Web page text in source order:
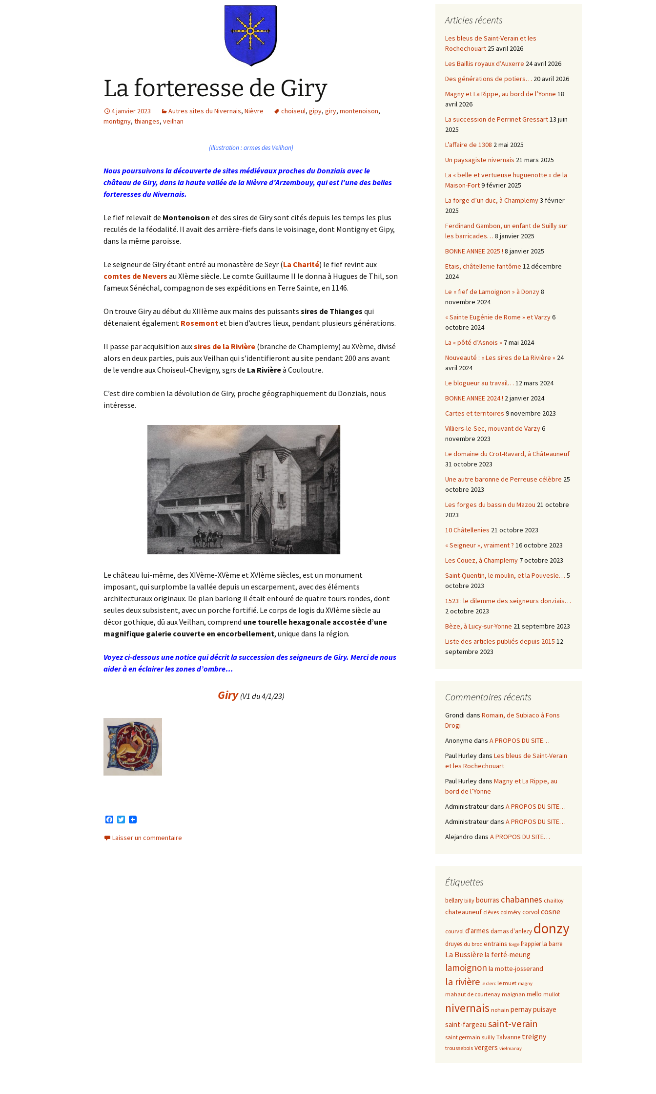
Seigneurie de Courtenay
Comté de Sancerre
Châtellenie d’Etais
Châtellenies de Corvol et
Billy
Châtellenie de Chatel-
La forteresse de Giry
4 janvier 2023 Autres sites du Nivernais, Nièvre choiseul, gipy, giry, montenoison,
montigny, thianges, veilhan
(Illustration : armes des Veilhan)
Nous poursuivons la découverte de sites médiévaux proches du Donziais avec le
château de Giry, dans la haute vallée de la Nièvre d’Arzembouy, qui est l’une des belles
forteresses du Nivernais.
Le fief relevait de Montenoison et des sires de Giry sont cités depuis les temps les plus
reculés de la féodalité. Il avait des arrière-fiefs dans le voisinage, dont Montigny et Gipy,
dans la même paroisse.
Le seigneur de Giry étant entré au monastère de Seyr (La Charité) le fief revint aux
comtes de Nevers au XIème siècle. Le comte Guillaume II le donna à Hugues de Thil, son
fameux Sénéchal, compagnon de ses expéditions en Terre Sainte, en 1146.
On trouve Giry au début du XIIIème aux mains des puissants sires de Thianges qui
détenaient également Rosemontet bien d’autres lieux, pendant plusieurs générations.
Il passe par acquisition auxsires de la Rivière (branche de Champlemy) au XVème, divisé
alors en deux parties, puis aux Veilhan qui s’identifieront au site pendant 200 ans avant
de le vendre aux Choiseul-Chevigny, sgrs de La Rivièreà Couloutre.
C’est dire combien la dévolution de Giry, proche géographiquement du Donziais, nous
intéresse.
Le château lui-même, des XIVème-XVème et XVIème siècles, est un monument
imposant, qui surplombe la vallée depuis un escarpement, avec des éléments
architecturaux originaux. De plan barlong il était entouré de quatre tours rondes, dont
seules deux subsistent, avec un porche fortifié. Le corps de logis du XVIème siècle au
décor gothique, dû aux Veilhan, comprend une tourelle hexagonale accostée d’une
magnifique galerie couverte en encorbellement, unique dans la région.
Voyez ci-dessous une notice qui décrit la succession des seigneurs de Giry. Merci de nous
aider à en éclairer les zones d’ombre…
Giry (V1 du 4/1/23)
c
e
T
i
t
Laisser un commentaire
Articles récents
Les bleus de Saint-Verain et les
Rochechouart 25 avril 2026
Les Baillis royaux d’Auxerre 24 avril 2026
Des générations de potiers… 20 avril 2026
Magny et La Rippe, au bord de l’Yonne 18
avril 2026
La succession de Perrinet Gressart13 juin
2025
L’affaire de 1308 2 mai 2025
Un paysagiste nivernais 21 mars 2025
La « belle et vertueuse huguenotte » de la
Maison-Fort9 février 2025
La forge d’un duc, à Champlemy3 février
2025
Ferdinand Gambon, un enfant de Suilly sur
les barricades… 8 janvier 2025
BONNE ANNEE 2025 ! 8 janvier 2025
Etais, châtellenie fantôme 12 décembre
2024
Le « fief de Lamoignon » à Donzy8
novembre 2024
« Sainte Eugénie de Rome » et Varzy6
octobre 2024
La « pôté d’Asnois » 7 mai 2024
Nouveauté : « Les sires de La Rivière » 24
avril 2024
Le blogueur au travail… 12 mars 2024
BONNE ANNEE 2024 ! 2 janvier 2024
Cartes et territoires 9 novembre 2023
Villiers-le-Sec, mouvant de Varzy6
novembre 2023
Le domaine du Crot-Ravard, à Châteauneuf
31 octobre 2023
Une autre baronne de Perreuse célèbre 25
octobre 2023
Les forges du bassin du Mazou 21 octobre
2023
10 Châtellenies 21 octobre 2023
« Seigneur », vraiment ? 16 octobre 2023
Les Couez, à Champlemy 7 octobre 2023
Saint-Quentin, le moulin, et la Pouvesle… 5
octobre 2023
1523 : le dilemme des seigneurs donziais…
2 octobre 2023
Bèze, à Lucy-sur-Yonne 21 septembre 2023
Liste des articles publiés depuis 2015 12
septembre 2023
Commentaires récents
Grondi dans Romain, de Subiaco à Fons
Drogi
Anonyme dans A PROPOS DU SITE…
Paul Hurleydans Les bleus de Saint-Verain
et les Rochechouart
Paul Hurleydans Magny et La Rippe, au
bord de l’Yonne
Administrateurdans A PROPOS DU SITE…
Administrateurdans A PROPOS DU SITE…
Alejandro dans A PROPOS DU SITE…
Étiquettes
bellary billy bourras chabannes chailloy
chateauneuf clèves colméry corvolcosne
courvol d'armes damas d'anlezy donzy
druyes du broc entrains forge frappierla barre
La Bussière la ferté-meung
lamoignon la motte-josserand
la rivière le clerc le muet magny
mahaut de courtenay maignan mello mullot
nivernais nohain pernaypuisaye
saint-fargeau saint-verain
saint germain suilly Talvanne treigny
troussebois vergers vielmanay